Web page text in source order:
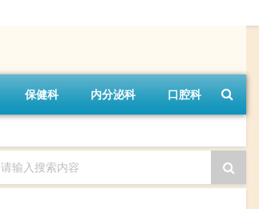
保健科 内分泌科 口腔科
请输入搜索内容